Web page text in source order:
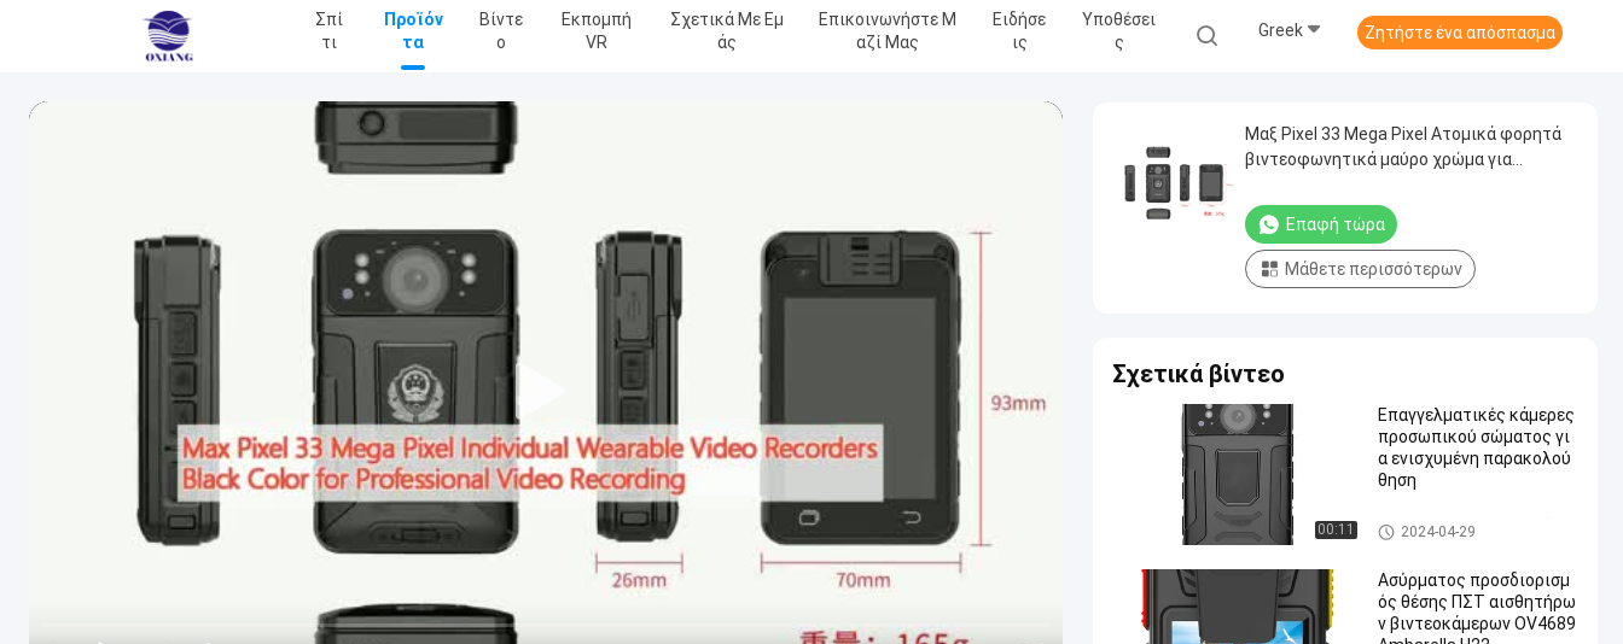
Σπί
Τι
Προϊόν
Τα
Βίντε
Ο
Εκπομπή
VR
Σχετικά Με Εμ
Άς
Επικοινωνήστε Μ
Αζί Μας
Ειδήσε
Ις
Υποθέσει
Σ
Greek Ζητήστε ένα απόσπασμα
Μαξ Pixel 33 Mega Pixel Ατομικά φορητά
βιντεοφωνητικά μαύρο χρώμα για
Επαφή τώρα
Μάθετε περισσότερων
Σχετικά βίντεο
00:11
Επαγγελματικές κάμερες
προσωπικού σώματος γι
α ενισχυμένη παρακολού
θηση
Προσωπικές κάμερες σώμα
τος
2024-04-29
Ασύρματος προσδιορισμ
ός θέσης ΠΣΤ αισθητήρω
ν βιντεοκάμερων OV4689